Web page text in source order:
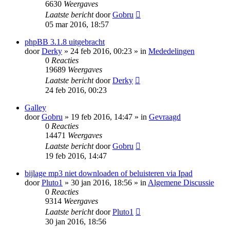
6630 Weergaves
Laatste berichtdoorGobru
05 mar 2016, 18:57
phpBB 3.1.8 uitgebracht
doorDerky » 24 feb 2016, 00:23 » in Mededelingen
0 Reacties
19689 Weergaves
Laatste berichtdoorDerky
24 feb 2016, 00:23
Galley
doorGobru » 19 feb 2016, 14:47 » in Gevraagd
0 Reacties
14471 Weergaves
Laatste berichtdoorGobru
19 feb 2016, 14:47
bijlage mp3 niet downloaden of beluisteren via Ipad
doorPluto1 » 30 jan 2016, 18:56 » inAlgemene Discussie
0 Reacties
9314 Weergaves
Laatste berichtdoorPluto1
30 jan 2016, 18:56